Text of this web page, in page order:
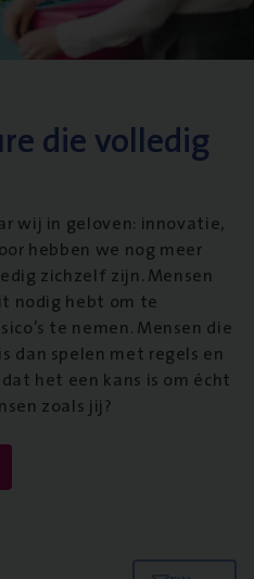
die volledig
wij in geloven: innovatie,
hebben we nog meer
zichzelf zijn. Mensen
nodig hebt om te
te nemen. Mensen die
dan spelen met regels en
het een kans is om écht
zoals jij?